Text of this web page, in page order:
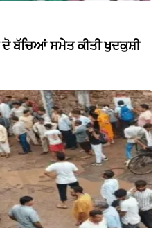
ਬੱਚਿਆਂ ਸਮੇਤ ਕੀਤੀ ਖੁਦਕੁਸ਼ੀ